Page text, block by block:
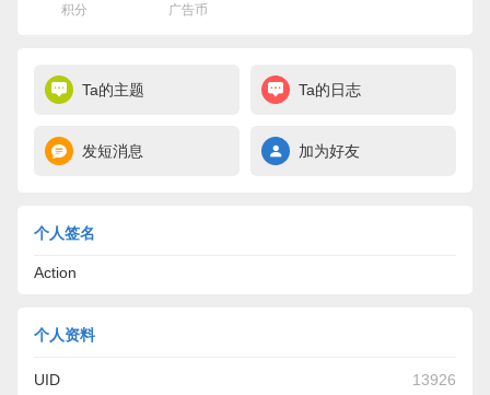
积分 广告币
Ta的主题 Ta的日志
发短消息 加为好友
个人签名
Action
个人资料
UID 13926